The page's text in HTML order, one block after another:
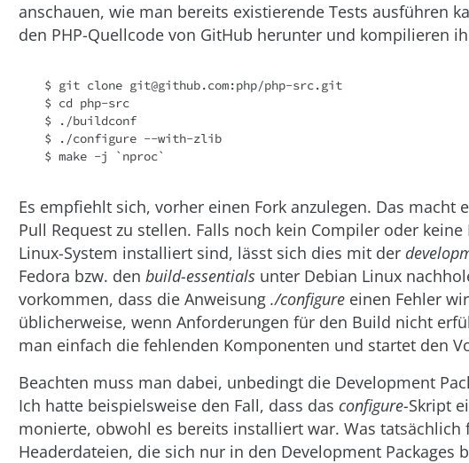
anschauen, wie man bereits existierende Tests ausführen
den PHP-Quellcode von GitHub herunter und kompilieren
$ git clone git@github.com:php/php-src.git
$ cd php-src
$ ./buildconf
$ ./configure --with-zlib
$ make -j `nproc`
Es empfiehlt sich, vorher einen Fork anzulegen. Das macht
Pull Request zu stellen. Falls noch kein Compiler oder
Linux-System installiert sind, lässt sich dies mit der
Fedora bzw. den build-essentials unter Debian Linux
vorkommen, dass die Anweisung ./configure einen Fehler
üblicherweise, wenn Anforderungen für den Build nicht
man einfach die fehlenden Komponenten und startet den
Beachten muss man dabei, unbedingt die Development
Ich hatte beispielsweise den Fall, dass das configure-Skript
monierte, obwohl es bereits installiert war. Was tatsächlich
Headerdateien, die sich nur in den Development Packages